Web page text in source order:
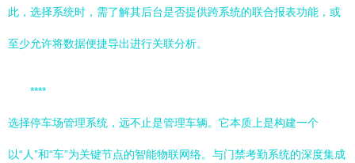
此，选择系统时，需了解其后台是否提供跨系统的联合报表功能，或
至少允许将数据便捷导出进行关联分析。
****
选择停车场管理系统，远不止是管理车辆。它本质上是构建一个
以“人”和“车”为关键节点的智能物联网络。与门禁考勤系统的深度集成